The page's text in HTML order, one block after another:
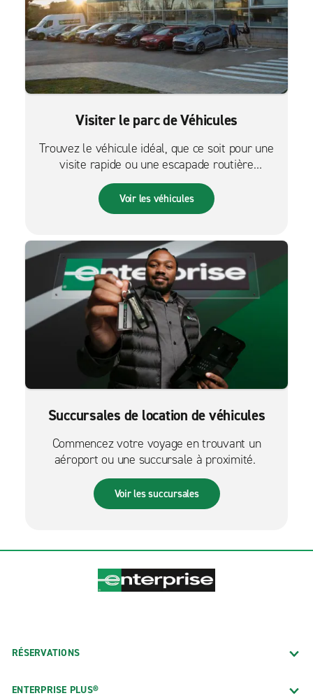
Visiter le parc de Véhicules
Trouvez le véhicule idéal, que ce soit pour une
visite rapide ou une escapade routière
palpitante.
Voir les véhicules
Succursales de location de véhicules
Commencez votre voyage en trouvant un
aéroport ou une succursale à proximité.
Voir les succursales
RÉSERVATIONS
ENTERPRISE PLUS®